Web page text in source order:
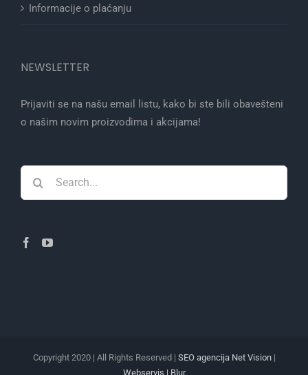
Informacije o plaćanju
NEWSLETTER
Prijaviti se na našu email listu, kako bi ste bili obavešteni
o našim novim proizvodima i akcijama!
Copyright 2020 | All Rights Reserved | SEO agencija Net Vision|
Webservis | Blur